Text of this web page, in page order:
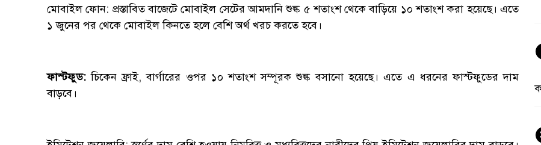
মোবাইল ফোন: প্রস্তাবিত বাজেটে মোবাইল সেটের আমদানি শুল্ক ৫ শতাংশ থেকে বাড়িয়ে ১০ শতাংশ করা হয়েছে। এতে
১ জুনের পর থেকে মোবাইল কিনতে হলে বেশি অর্থ খরচ করতে হবে।
ফাস্টফুড:চিকেন ফ্রাই, বার্গারের ওপর ১০ শতাংশ সম্পূরক শুল্ক বসানো হয়েছে। এতে এ ধরনের ফাস্টফুডের দাম
বাড়বে।